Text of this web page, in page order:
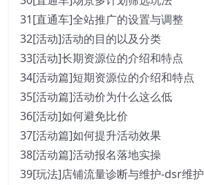
31[直通车]全站推广的设置与调整
32[活动]活动的目的以及分类
33[活动]长期资源位的介绍和特点
34[活动篇]短期资源位的介绍和特点
35[活动篇]活动价为什么这么低
36[活动]如何避免比价
37[活动篇]如何提升活动效果
38[活动篇]活动报名落地实操
39[玩法]店铺流量诊断与维护-dsr维护